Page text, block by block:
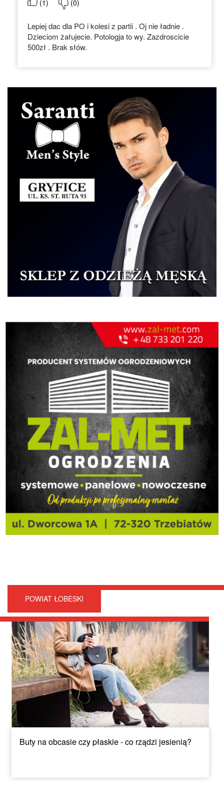
(1) (0)
Lepiej dac dla PO i kolesi z partii . Oj nie ładnie .
Dzieciom żałujecie. Potologja to wy. Zazdroscicie
500zł . Brak słów.
POWIAT ŁOBESKI
Buty na obcasie czy płaskie - co rządzi jesienią?